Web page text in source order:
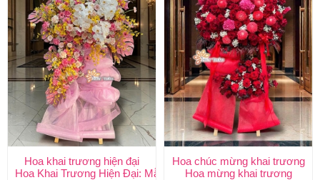
Hoa khai trương hiện đại
Hoa Khai Trương Hiện Đại: Mẫu Đẹp, Sang Trọng & Giao Nhanh
Hoa chúc mừng khai trương
Hoa mừng khai trương